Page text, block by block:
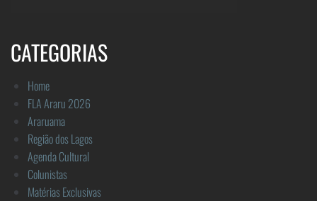
CATEGORIAS
Home
FLA Araru 2026
Araruama
Região dos Lagos
Agenda Cultural
Colunistas
Matérias Exclusivas